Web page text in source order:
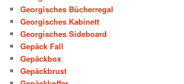
Georgisches Bücherregal
Georgisches Kabinett
Georgisches Sideboard
Gepäck Fall
Gepäckbox
Gepäckbrust